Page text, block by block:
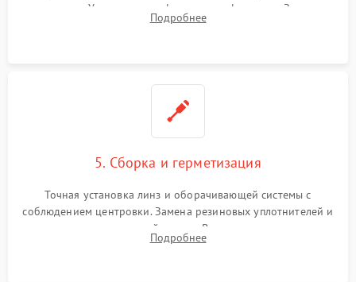
поправок. Устранение люфтов в трансфокаторе. Замена
поврежденных линз, разбитой сетки или восстановление
Подробнее
5. Сборка и герметизация
Точная установка линз и оборачивающей системы с
соблюдением центровки. Замена резиновых уплотнителей и
нанесение влагозащитной смазки. Вакуумирование корпуса
и заполнение его осушенным азотом или аргоном для
Подробнее